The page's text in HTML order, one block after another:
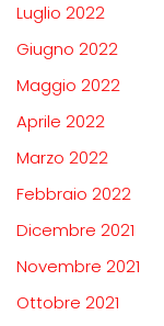
Luglio 2022
Giugno 2022
Maggio 2022
Aprile 2022
Marzo 2022
Febbraio 2022
Dicembre 2021
Novembre 2021
Ottobre 2021